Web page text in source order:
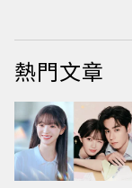
熱門文章